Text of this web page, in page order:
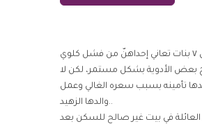
حسين أبٌ ل ٧ بنات تعاني إحداهنّ من فشل كلوي
بعض الأدوية بشكل مستمر، لكن لا
تأمينه بسبب سعره الغالي وعمل
والدها الزهيد..
في بيت غير صالح للسكن بعد